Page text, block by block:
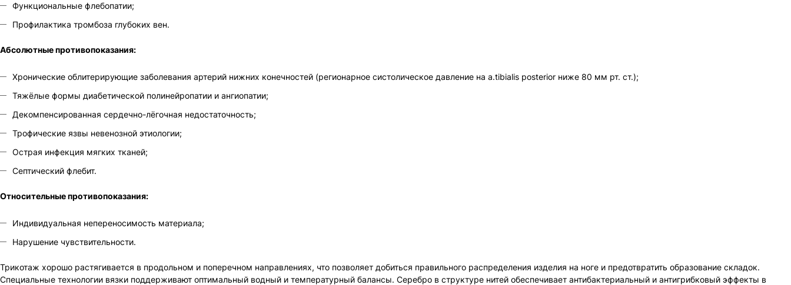
Функциональные флебопатии;
Профилактика тромбоза глубоких вен.
Абсолютные противопоказания:
Хронические облитерирующие заболевания артерий нижних конечностей (регионарное систолическое давление на a.tibialis posterior ниже 80 мм рт. ст.);
Тяжёлые формы диабетической полинейропатии и ангиопатии;
Декомпенсированная сердечно-лёгочная недостаточность;
Трофические язвы невенозной этиологии;
Острая инфекция мягких тканей;
Септический флебит.
Относительные противопоказания:
Индивидуальная непереносимость материала;
Нарушение чувствительности.
Трикотаж хорошо растягивается в продольном и поперечном направлениях, что позволяет добиться правильного распределения изделия на ноге и предотвратить образование складок.
Специальные технологии вязки поддерживают оптимальный водный и температурный балансы. Серебро в структуре нитей обеспечивает антибактериальный и антигрибковый эффекты в